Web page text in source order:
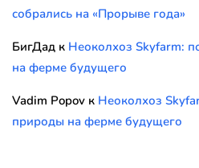
собрались на «Прорыве года»
БигДад к Неоколхоз Skyfarm:
на ферме будущего
Vadim Popov к Неоколхоз
природы на ферме будущего